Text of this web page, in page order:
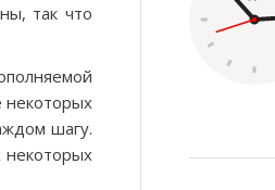
так что
некоторых
шагу.
некоторых